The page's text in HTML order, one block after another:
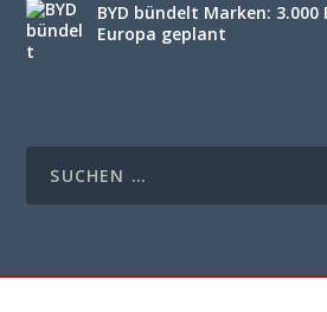
BYD bündelt Marken:
Europa geplant